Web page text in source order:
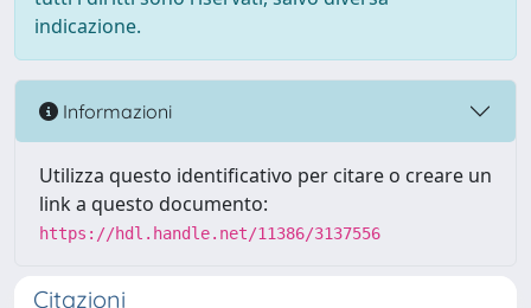
indicazione.
Informazioni
Utilizza questo identificativo per citare o creare un
link a questo documento:
https://hdl.handle.net/11386/3137556
Citazioni